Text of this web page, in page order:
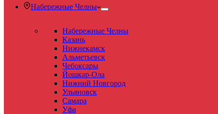
Набережные Челны
Набережные Челны
Казань
Нижнекамск
Альметьевск
Чебоксары
Йошкар-Ола
Нижний Новгород
Ульяновск
Самара
Уфа